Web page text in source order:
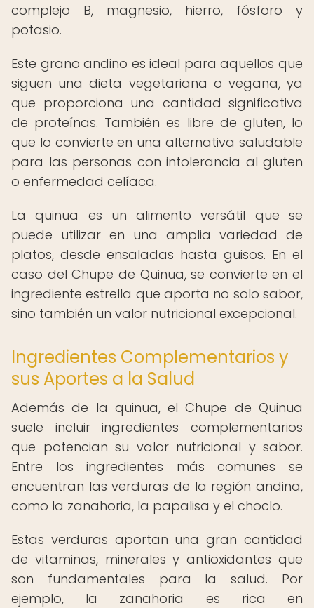
complejo B, magnesio, hierro, fósforo y
potasio.
Este grano andino es ideal para aquellos que
siguen una dieta vegetariana o vegana, ya
que proporciona una cantidad significativa
de proteínas. También es libre de gluten, lo
que lo convierte en una alternativa saludable
para las personas con intolerancia al gluten
o enfermedad celíaca.
La quinua es un alimento versátil que se
puede utilizar en una amplia variedad de
platos, desde ensaladas hasta guisos. En el
caso del Chupe de Quinua, se convierte en el
ingrediente estrella que aporta no solo sabor,
sino también un valor nutricional excepcional.
Ingredientes Complementarios y
sus Aportes a la Salud
Además de la quinua, el Chupe de Quinua
suele incluir ingredientes complementarios
que potencian su valor nutricional y sabor.
Entre los ingredientes más comunes se
encuentran las verduras de la región andina,
como la zanahoria, la papalisa y el choclo.
Estas verduras aportan una gran cantidad
de vitaminas, minerales y antioxidantes que
son fundamentales para la salud. Por
ejemplo, la zanahoria es rica en